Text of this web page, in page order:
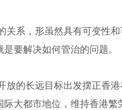
关系，形虽然具有可变性
要解决如何管治的问题。
的长远目标出发摆正香
大都市地位，维持香港繁